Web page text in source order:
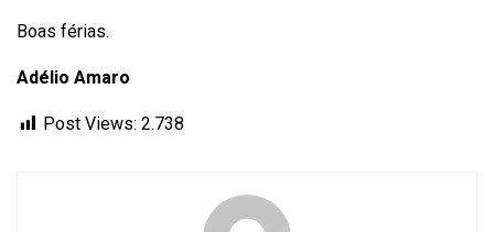
Boas férias.
Adélio Amaro
Post Views: 2.738